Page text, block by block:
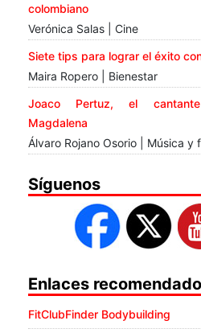
colombiano
Verónica Salas | Cine
Siete tips para lograr el éxito
Maira Ropero | Bienestar
Joaco Pertuz, el
Magdalena
Álvaro Rojano Osorio | Música y
Síguenos
Enlaces
FitClubFinder Bodybuilding